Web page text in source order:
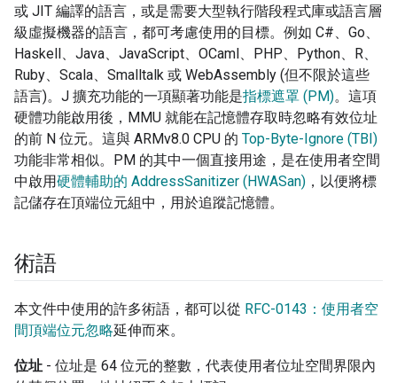
或 JIT 編譯的語言，或是需要大型執行階段程式庫或語言層
級虛擬機器的語言，都可考慮使用的目標。例如 C#、Go、
Haskell、Java、JavaScript、OCaml、PHP、Python、R、
Ruby、Scala、Smalltalk 或 WebAssembly (但不限於這些
語言)。J 擴充功能的一項顯著功能是指標遮罩 (PM)。這項
硬體功能啟用後，MMU 就能在記憶體存取時忽略有效位址
的前 N 位元。這與 ARMv8.0 CPU 的 Top-Byte-Ignore (TBI)
功能非常相似。PM 的其中一個直接用途，是在使用者空間
中啟用硬體輔助的 AddressSanitizer (HWASan) ，以便將標
記儲存在頂端位元組中，用於追蹤記憶體。
術語
本文件中使用的許多術語，都可以從 RFC-0143：使用者空
間頂端位元忽略延伸而來。
位址 - 位址是 64 位元的整數，代表使用者位址空間界限內